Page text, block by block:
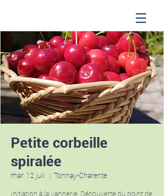
Petite corbeille
spiralée
mar. 12 juil.
  |
Tonnay-Charente
Initiation à la vannerie. Découverte du point de